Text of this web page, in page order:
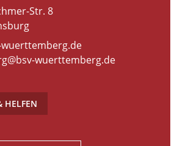
Str. 8
wuerttemberg.de
wuerttemberg.de
HELFEN